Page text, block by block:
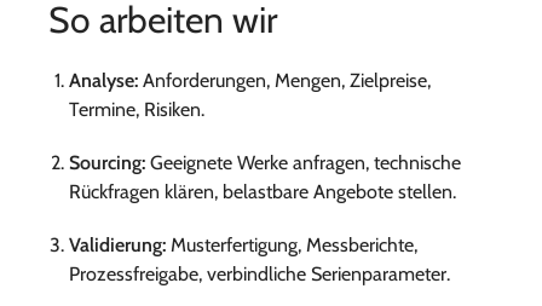
So arbeiten wir
Analyse: Anforderungen, Mengen, Zielpreise,
Termine, Risiken.
Sourcing: Geeignete Werke anfragen, technische
Rückfragen klären, belastbare Angebote stellen.
Validierung: Musterfertigung, Messberichte,
Prozessfreigabe, verbindliche Serienparameter.